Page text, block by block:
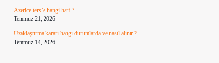
Azerice ters’e hangi harf ?
Temmuz 21, 2026
Uzaklaştırma kararı hangi durumlarda ve nasıl alınır ?
Temmuz 14, 2026